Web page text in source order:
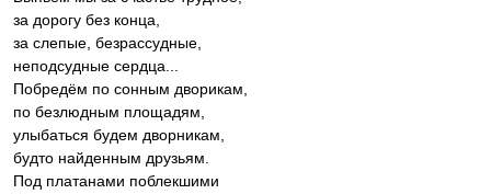
за дорогу без конца,
за слепые, безрассудные,
неподсудные сердца...
Побредём по сонным дворикам,
по безлюдным площадям,
улыбаться будем дворникам,
будто найденным друзьям.
Под платанами поблекшими